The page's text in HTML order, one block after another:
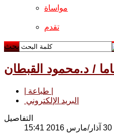
مواساة
تقدم
بحث
البريد الإلكتروني
التفاصيل